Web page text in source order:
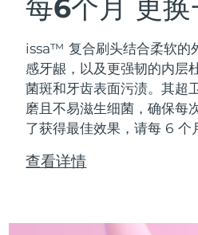
每6个月 更
issa™ 复合刷头结合柔软的
感牙龈，以及更强韧的内层
菌斑和牙齿表面污渍。其超
磨且不易滋生细菌，确保每
了获得最佳效果，请每 6 个
查看详情